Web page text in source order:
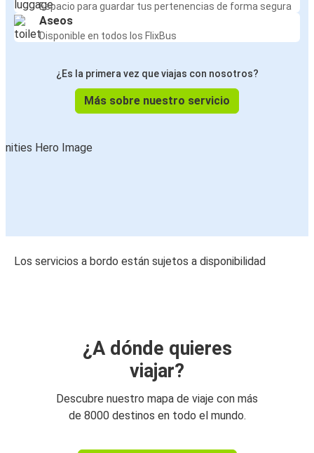
Espacio para guardar tus pertenencias de forma segura
Aseos
Disponible en todos los FlixBus
¿Es la primera vez que viajas con nosotros?
Más sobre nuestro servicio
Los servicios a bordo están sujetos a disponibilidad
¿A dónde quieres
viajar?
Descubre nuestro mapa de viaje con más
de 8000 destinos en todo el mundo.